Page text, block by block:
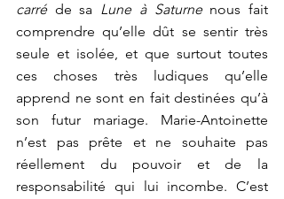
carré de sa Lune à Saturne nous fait
comprendre qu’elle dût se sentir très
seule et isolée, et que surtout toutes
ces choses très ludiques qu’elle
apprend ne sont en fait destinées qu’à
son futur mariage. Marie-Antoinette
n’est pas prête et ne souhaite pas
réellement du pouvoir et de la
responsabilité qui lui incombe. C’est